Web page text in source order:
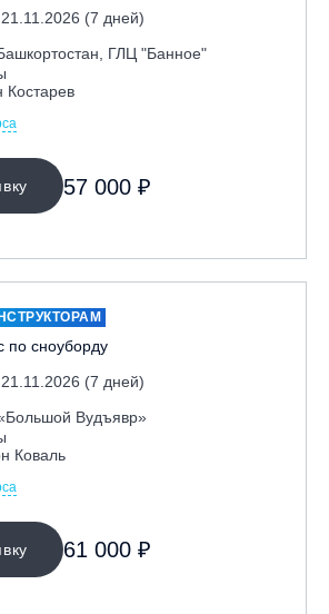
(7 дней)
ГЛЦ "Банное"
Костарев
57 000 ₽
по сноуборду
(7 дней)
Вудъявр»
Коваль
61 000 ₽